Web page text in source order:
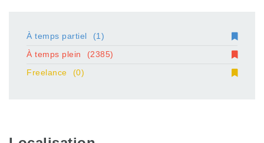
À temps partiel
(1)
À temps plein
(2385)
Freelance
(0)